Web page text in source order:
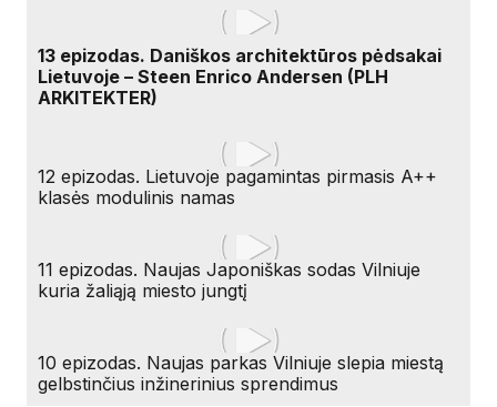
13 epizodas. Daniškos architektūros pėdsakai
Lietuvoje – Steen Enrico Andersen (PLH
ARKITEKTER)
12 epizodas. Lietuvoje pagamintas pirmasis A++
klasės modulinis namas
11 epizodas. Naujas Japoniškas sodas Vilniuje
kuria žaliąją miesto jungtį
10 epizodas. Naujas parkas Vilniuje slepia miestą
gelbstinčius inžinerinius sprendimus